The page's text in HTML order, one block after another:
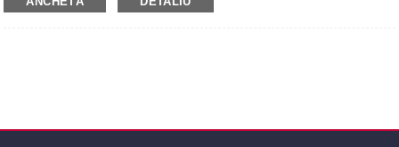
completă pentru a porni și a opri motorul, sub sarcina AC3 sau pentru protecția la